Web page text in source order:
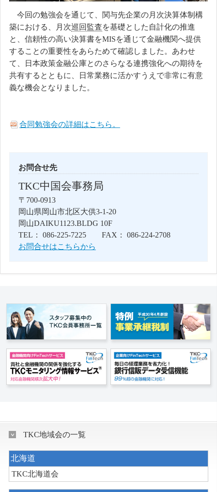
今回の勉強会を通じて、関与先企業の月次決算体制構
築における、月次巡回監査を基礎とした自計化の推進
と、信頼性の高い決算書をMISを通じて金融機関へ提供
することの重要性をあらためて確認しました。あわせ
て、日本政策金融公庫とのさらなる連携強化への期待を
共有するとともに、日常業務に活かすうえで非常に有意
義な機会となりました。
合同勉強会の詳細はこちら。
お問合せ先
TKC中国会事務局
〒700-0913
岡山県岡山市北区大供3-1-20
岡山DAIKU1123.BLDG 10F
TEL： 086-225-7225 FAX： 086-224-2708
お問合せはこちらから
TKC地域会の一覧
北海道
TKC北海道会